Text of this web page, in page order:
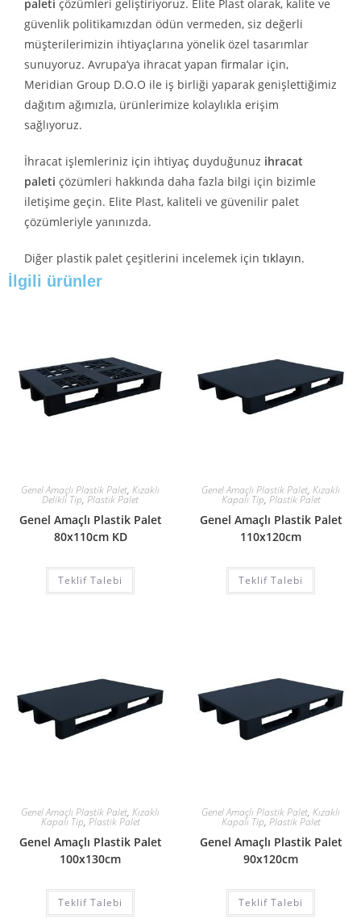
paleti çözümleri geliştiriyoruz. Elite Plast olarak, kalite ve
güvenlik politikamızdan ödün vermeden, siz değerli
müşterilerimizin ihtiyaçlarına yönelik özel tasarımlar
sunuyoruz. Avrupa’ya ihracat yapan firmalar için,
Meridian Group D.O.O ile iş birliği yaparak genişlettiğimiz
dağıtım ağımızla, ürünlerimize kolaylıkla erişim
sağlıyoruz.
İhracat işlemleriniz için ihtiyaç duyduğunuz ihracat
paleti çözümleri hakkında daha fazla bilgi için bizimle
iletişime geçin. Elite Plast, kaliteli ve güvenilir palet
çözümleriyle yanınızda.
Diğer plastik palet çeşitlerini incelemek için tıklayın.
İlgili ürünler
Genel Amaçlı Plastik Palet, Kızaklı
Delikli Tip, Plastik Palet
Genel Amaçlı Plastik Palet
80x110cm KD
Teklif Talebi
Genel Amaçlı Plastik Palet, Kızaklı
Kapalı Tip, Plastik Palet
Genel Amaçlı Plastik Palet
110x120cm
Teklif Talebi
Genel Amaçlı Plastik Palet, Kızaklı
Kapalı Tip, Plastik Palet
Genel Amaçlı Plastik Palet
100x130cm
Teklif Talebi
Genel Amaçlı Plastik Palet, Kızaklı
Kapalı Tip, Plastik Palet
Genel Amaçlı Plastik Palet
90x120cm
Teklif Talebi